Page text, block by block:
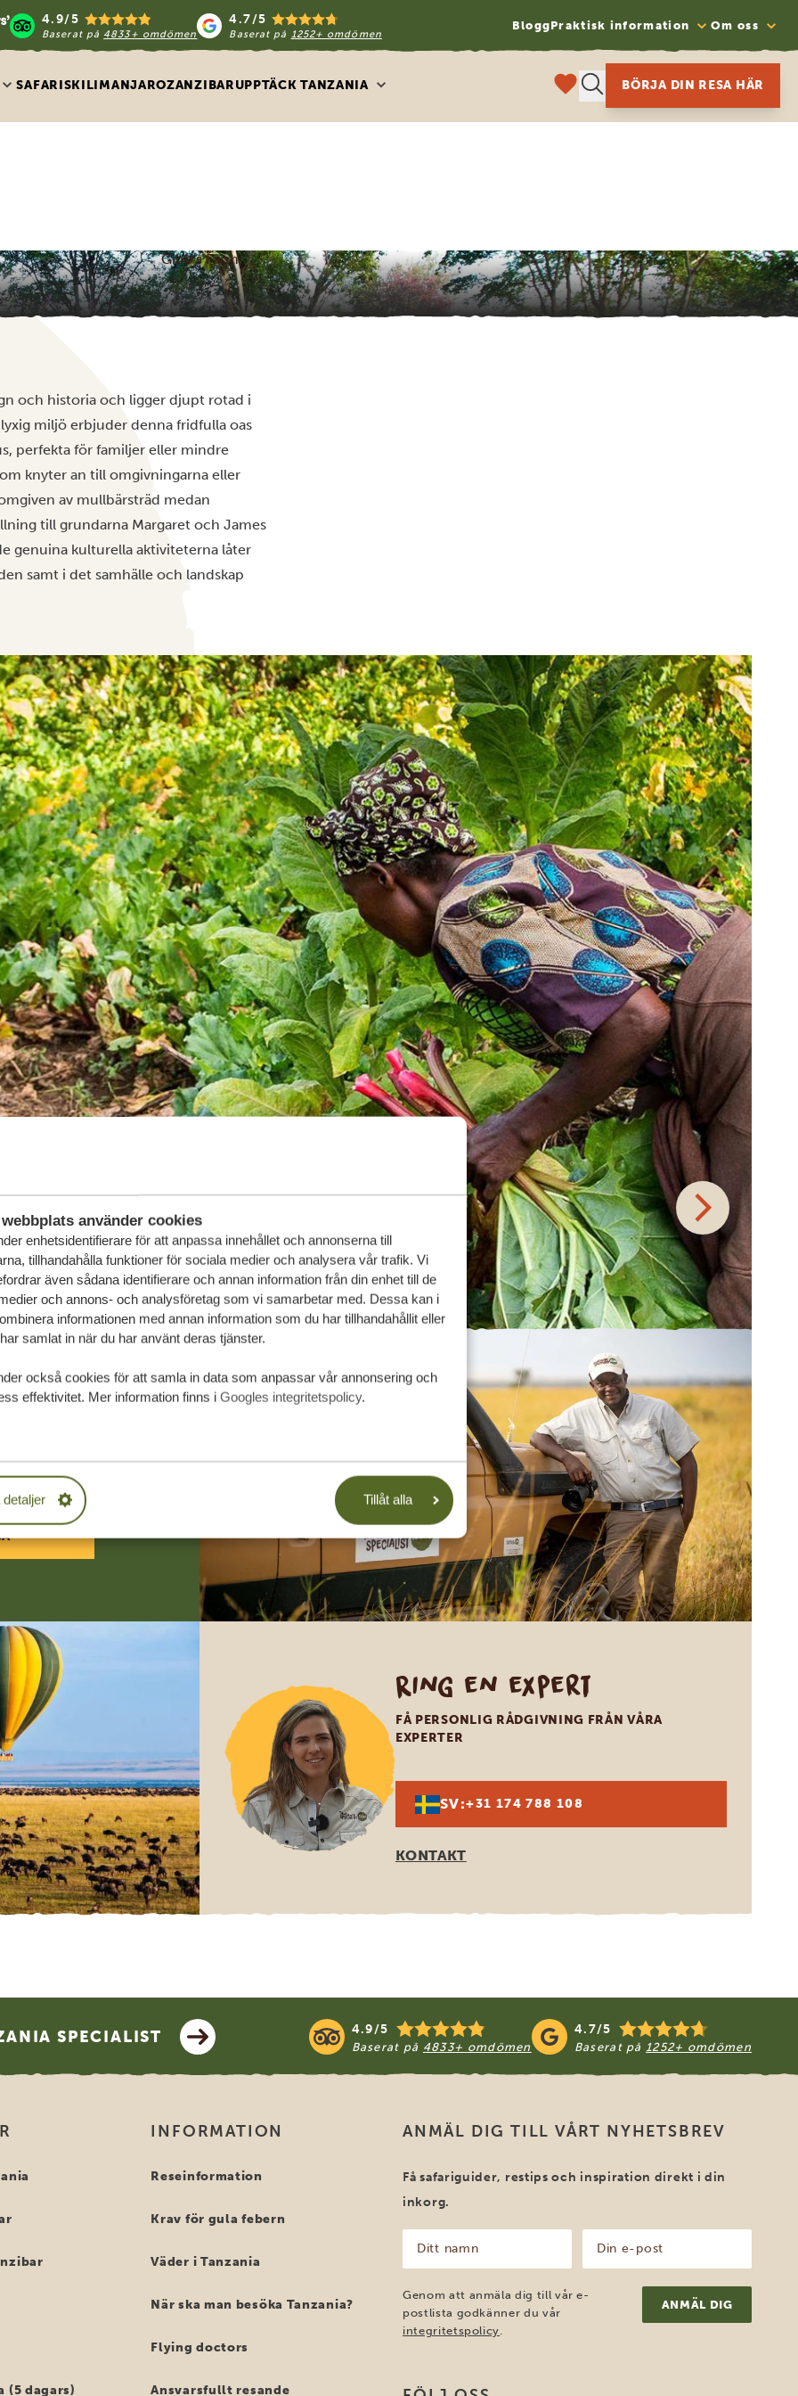
webbplats använder cookies
enhetsidentifierare för att anpassa innehållet och annonserna till
tillhandahålla funktioner för sociala medier och analysera vår trafik. Vi
även sådana identifierare och annan information från din enhet till de
och annons- och analysföretag som vi samarbetar med. Dessa kan i
informationen med annan information som du har tillhandahållit eller
samlat in när du har använt deras tjänster.
också cookies för att samla in data som anpassar vår annonsering och
effektivitet. Mer information finns i Googles integritetspolicy.
Tillåt alla
4.9/5
Baserat på 4833+ omdömen
4.7/5
Baserat på 1252+ omdömen
BloggPraktisk information Om oss
SAFARISKILIMANJAROZANZIBARUPPTÄCK TANZANIA BÖRJA DIN RESA HÄR
Gibb's Farm
och historia och ligger djupt rotad i
miljö erbjuder denna fridfulla oas
perfekta för familjer eller mindre
knyter an till omgivningarna eller
av mullbärsträd medan
till grundarna Margaret och James
genuina kulturella aktiviteterna låter
samt i det samhälle och landskap
Ring en expert
FÅ PERSONLIG RÅDGIVNING FRÅN VÅRA
EXPERTER
SV:+31 174 788 108
KONTAKT
SPECIALIST 4.9/5
Baserat på 4833+ omdömen
4.7/5
Baserat på 1252+ omdömen
(5 dagars)
INFORMATION
Reseinformation
Krav för gula febern
Väder i Tanzania
När ska man besöka Tanzania?
Flying doctors
Ansvarsfullt resande
ANMÄL DIG TILL VÅRT NYHETSBREV
Få safariguider, restips och inspiration direkt i din
inkorg.
namn
(Obligatoriskt)
post
(Obligatoriskt)
Genom att anmäla dig till vår e-
postlista godkänner du vår
integritetspolicy.